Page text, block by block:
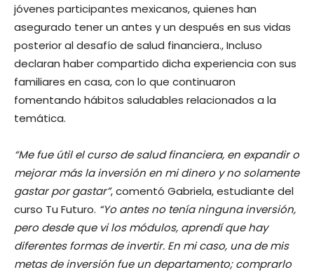
jóvenes participantes mexicanos, quienes han
asegurado tener un antes y un después en sus vidas
posterior al desafío de salud financiera., Incluso
declaran haber compartido dicha experiencia con sus
familiares en casa, con lo que continuaron
fomentando hábitos saludables relacionados a la
temática.
“Me fue útil el curso de salud financiera, en expandir o
mejorar más la inversión en mi dinero y no solamente
gastar por gastar”, comentó Gabriela, estudiante del
curso Tu Futuro. “Yo antes no tenía ninguna inversión,
pero desde que vi los módulos, aprendí que hay
diferentes formas de invertir. En mi caso, una de mis
metas de inversión fue un departamento; comprarlo